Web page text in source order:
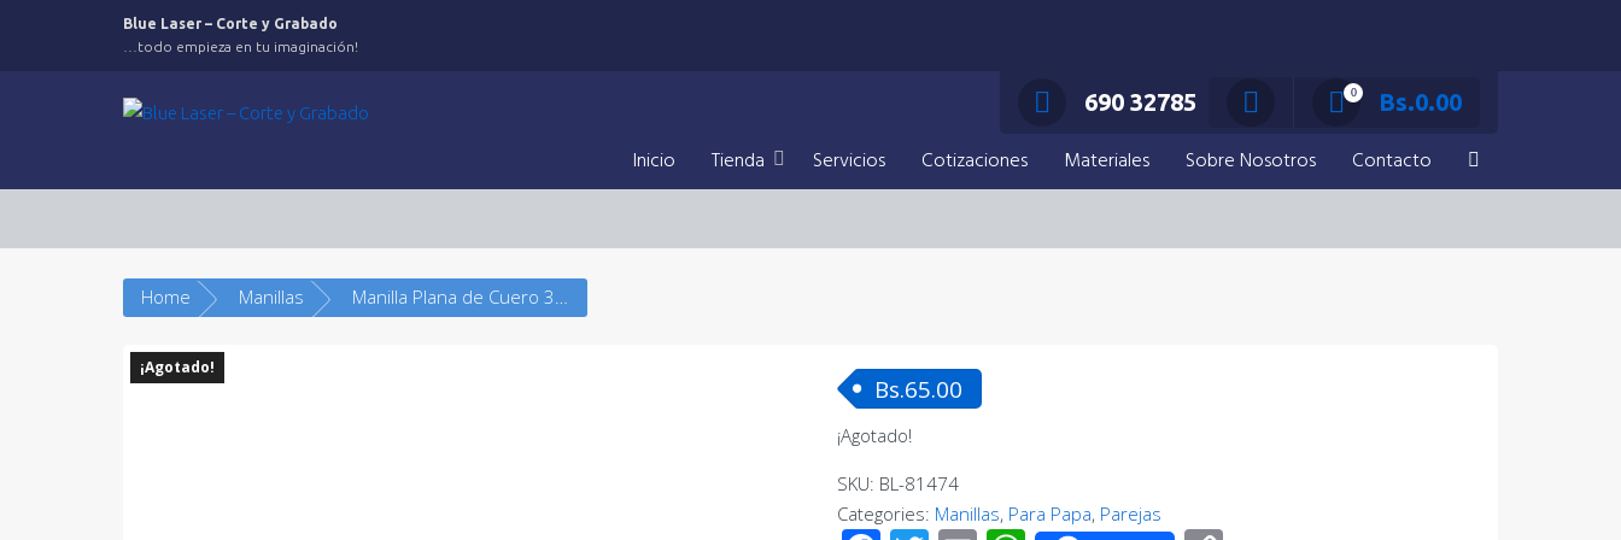
Blue Laser – Corte y Grabado
…todo empieza en tu imaginación!
690 32785 0 Bs.0.00
Inicio Tienda Servicios Cotizaciones Materiales Sobre Nosotros Contacto
Home Manillas Manilla Plana de Cuero 3 Filas – Acero Negro
¡Agotado!
Bs.65.00
¡Agotado!
SKU: BL-81474
Categories: Manillas, Para Papa, Parejas